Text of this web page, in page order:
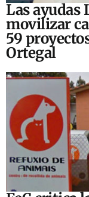
Las ayudas
movilizar
59
Ortegal